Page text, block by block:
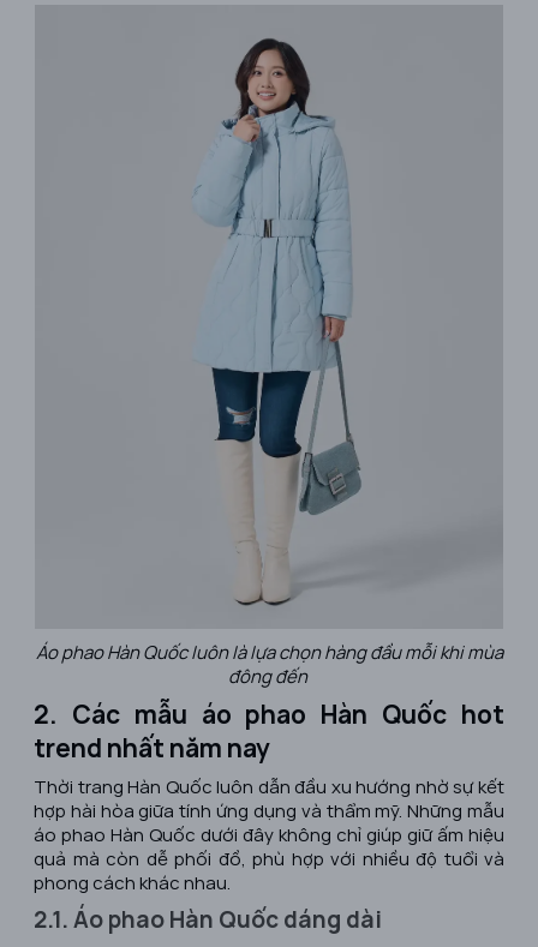
Áo phao Hàn Quốc luôn là lựa chọn hàng đầu mỗi khi mùa
đông đến
2. Các mẫu áo phao Hàn Quốc hot
trend nhất năm nay
Thời trang Hàn Quốc luôn dẫn đầu xu hướng nhờ sự kết
hợp hài hòa giữa tính ứng dụng và thẩm mỹ. Những mẫu
áo phao Hàn Quốc dưới đây không chỉ giúp giữ ấm hiệu
quả mà còn dễ phối đồ, phù hợp với nhiều độ tuổi và
phong cách khác nhau.
2.1. Áo phao Hàn Quốc dáng dài